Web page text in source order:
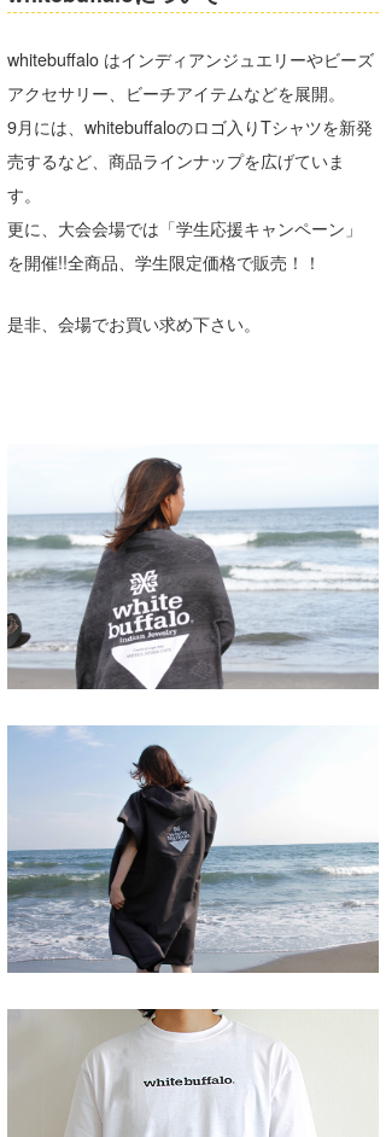
whitebuffalo はインディアンジュエリーやビーズ
アクセサリー、ビーチアイテムなどを展開。
9月には、whitebuffaloのロゴ入りTシャツを新発
売するなど、商品ラインナップを広げていま
す。
更に、大会会場では「学生応援キャンペーン」
を開催!!全商品、学生限定価格で販売！！
是非、会場でお買い求め下さい。